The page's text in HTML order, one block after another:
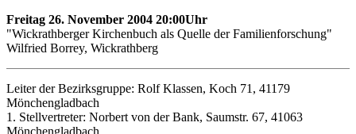
Freitag 26. November 2004 20:00Uhr
"Wickrathberger Kirchenbuch als Quelle der Familienforschung"
Wilfried Borrey, Wickrathberg
Leiter der Bezirksgruppe: Rolf Klassen, Koch 71, 41179
Mönchengladbach
1. Stellvertreter: Norbert von der Bank, Saumstr. 67, 41063
Mönchengladbach